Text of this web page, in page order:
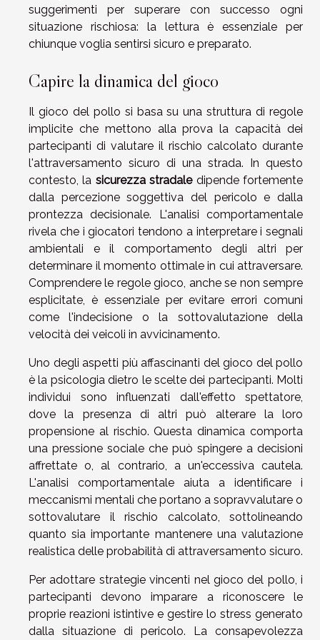
suggerimenti per superare con successo ogni
situazione rischiosa: la lettura è essenziale per
chiunque voglia sentirsi sicuro e preparato.
Capire la dinamica del gioco
Il gioco del pollo si basa su una struttura di regole
implicite che mettono alla prova la capacità dei
partecipanti di valutare il rischio calcolato durante
l'attraversamento sicuro di una strada. In questo
contesto, la sicurezza stradaledipende fortemente
dalla percezione soggettiva del pericolo e dalla
prontezza decisionale. L'analisi comportamentale
rivela che i giocatori tendono a interpretare i segnali
ambientali e il comportamento degli altri per
determinare il momento ottimale in cui attraversare.
Comprendere le regole gioco, anche se non sempre
esplicitate, è essenziale per evitare errori comuni
come l'indecisione o la sottovalutazione della
velocità dei veicoli in avvicinamento.
Uno degli aspetti più affascinanti del gioco del pollo
è la psicologia dietro le scelte dei partecipanti. Molti
individui sono influenzati dall'effetto spettatore,
dove la presenza di altri può alterare la loro
propensione al rischio. Questa dinamica comporta
una pressione sociale che può spingere a decisioni
affrettate o, al contrario, a un'eccessiva cautela.
L'analisi comportamentale aiuta a identificare i
meccanismi mentali che portano a sopravvalutare o
sottovalutare il rischio calcolato, sottolineando
quanto sia importante mantenere una valutazione
realistica delle probabilità di attraversamento sicuro.
Per adottare strategie vincenti nel gioco del pollo, i
partecipanti devono imparare a riconoscere le
proprie reazioni istintive e gestire lo stress generato
dalla situazione di pericolo. La consapevolezza